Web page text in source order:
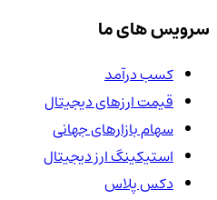
سرویس های ما
کسب درآمد
قیمت ارزهای دیجیتال
سهام بازارهای جهانی
استیکینگ ارز دیجیتال
دکس پلاس